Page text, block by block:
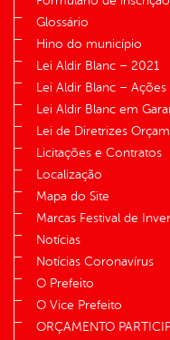
Glossário
Hino do município
Lei Aldir Blanc – 2021
Lei Aldir Blanc – Ações
Lei Aldir Blanc em
Lei de Diretrizes
Licitações e Contratos
Localização
Mapa do Site
Marcas Festival de
Notícias
Notícias Coronavírus
O Prefeito
O Vice Prefeito
ORÇAMENTO